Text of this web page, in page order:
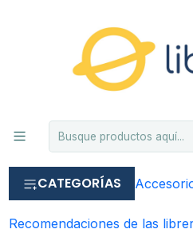
CATEGORÍAS
Recomendaciones de las